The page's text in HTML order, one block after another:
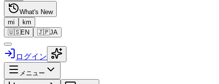
What's New
mi
km
🇺🇸EN 🇯🇵JA
ログイン
メニュー